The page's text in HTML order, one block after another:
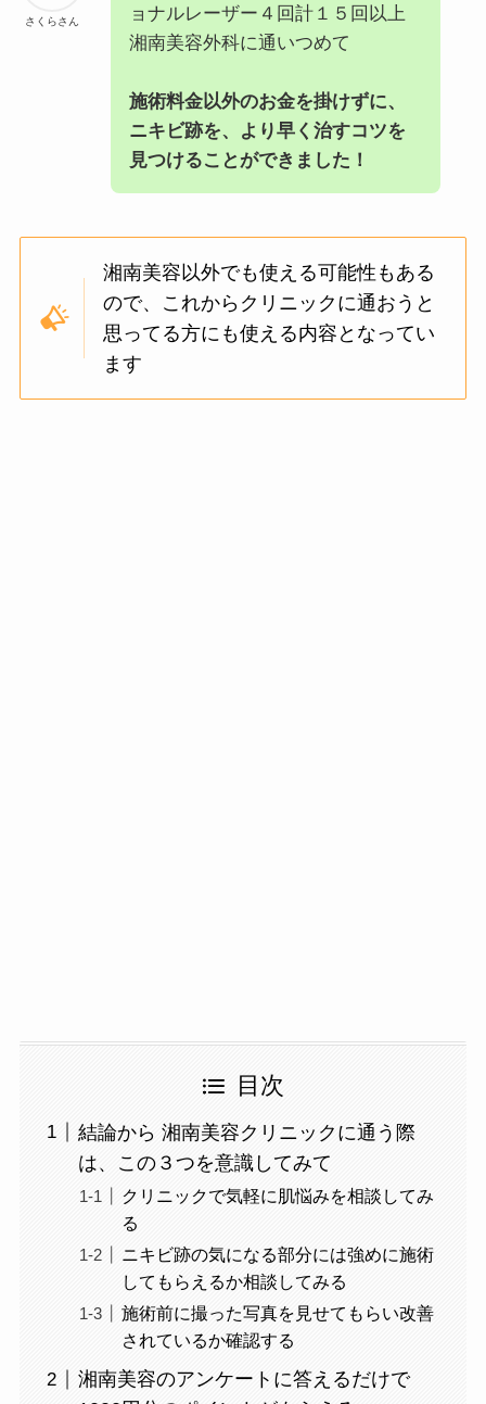
さくらさん
ョナルレーザー４回計１５回以上
湘南美容外科に通いつめて
施術料金以外のお金を掛けずに、
ニキビ跡を、より早く治すコツを
見つけることができました！
湘南美容以外でも使える可能性もある
ので、これからクリニックに通おうと
思ってる方にも使える内容となってい
ます
目次
結論から 湘南美容クリニックに通う際
は、この３つを意識してみて
クリニックで気軽に肌悩みを相談してみ
る
ニキビ跡の気になる部分には強めに施術
してもらえるか相談してみる
施術前に撮った写真を見せてもらい改善
されているか確認する
湘南美容のアンケートに答えるだけで